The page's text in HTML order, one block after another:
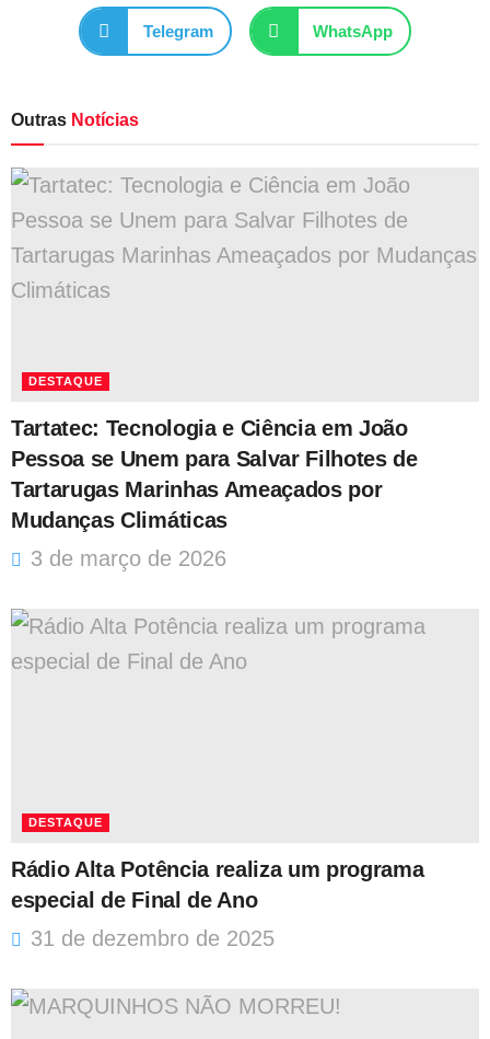
Telegram WhatsApp
Outras Notícias
DESTAQUE
Tartatec: Tecnologia e Ciência em João
Pessoa se Unem para Salvar Filhotes de
Tartarugas Marinhas Ameaçados por
Mudanças Climáticas
3 de março de 2026
DESTAQUE
Rádio Alta Potência realiza um programa
especial de Final de Ano
31 de dezembro de 2025